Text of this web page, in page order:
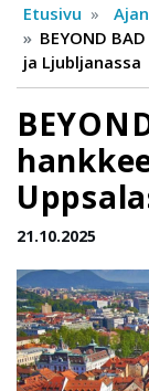
Etusivu
BEYOND
ja Ljubljanassa
21.10.2025